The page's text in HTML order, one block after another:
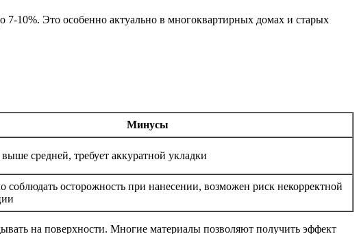
10%. Это особенно актуально в многоквартирных домах и старых
Минусы
средней, требует аккуратной укладки
соблюдать осторожность при нанесении, возможен риск некорректной
на поверхности. Многие материалы позволяют получить эффект